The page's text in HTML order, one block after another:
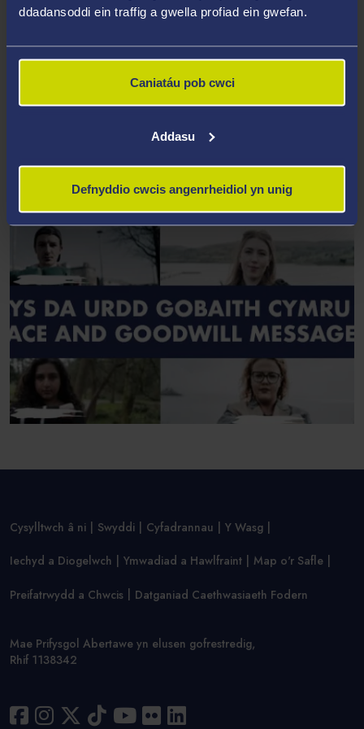
ddadansoddi ein traffig a gwella profiad ein gwefan.
Caniatáu pob cwci
Addasu
Defnyddio cwcis angenrheidiol yn unig
gyntaf, mae gen i'r cyfle nawr i wneud hynny tra yma ym
Cysylltwch â ni Swyddi Cyfadrannau Y Wasg
Iechyd a Diogelwch Ymwadiad a Hawlfraint Map o'r Safle
Preifatrwydd a Chwcis Datganiad Caethwasiaeth Fodern
Mae Prifysgol Abertawe yn elusen gofrestredig,
Rhif 1138342